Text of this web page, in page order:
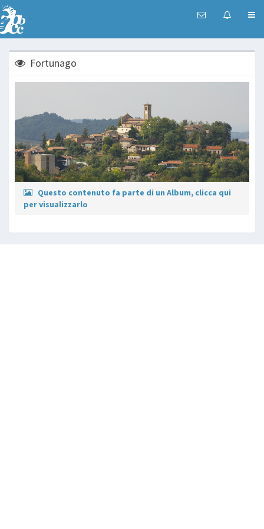
Fortunago
Questo contenuto fa parte di un Album, clicca qui
per visualizzarlo